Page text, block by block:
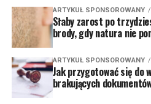
ARTYKUŁ SPONSOROWANY
Słaby zarost po
brody, gdy natura nie
ARTYKUŁ SPONSOROWANY
Jak przygotować się do
brakujących